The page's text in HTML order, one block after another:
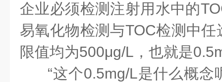
企业必须检测注射用水中的
易氧化物检测与TOC检测中
限值均为500μg/L，也就是
“这个0.5mg/L是什么概